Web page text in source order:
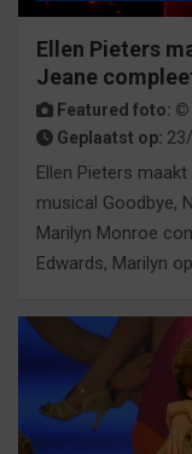
Ellen Pieters
Jeane
Featured foto: ©
Geplaatst op:
Ellen Pieters
musical Goodbye,
Marilyn Monroe
Edwards, Marilyn